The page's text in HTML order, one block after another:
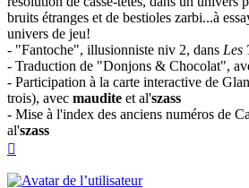
bruits étranges et de bestioles zarbi...à
univers de jeu!
- "Fantoche", illusionniste niv 2, dans Les
- Traduction de "Donjons & Chocolat",
- Participation à la carte interactive de
trois), avec maudite et al'szass
- Mise à l'index des anciens numéros de
al'szass